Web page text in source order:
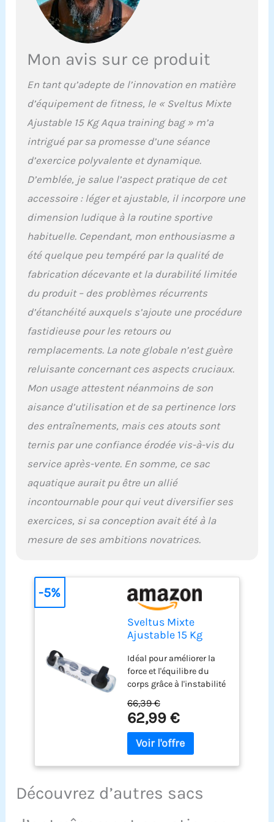
avec pompe.
Mon avis sur ce produit
En tant qu’adepte de l’innovation en matière
d’équipement de fitness, le « Sveltus Mixte
Ajustable 15 Kg Aqua training bag » m’a
intrigué par sa promesse d’une séance
d’exercice polyvalente et dynamique.
D’emblée, je salue l’aspect pratique de cet
accessoire : léger et ajustable, il incorpore une
dimension ludique à la routine sportive
habituelle. Cependant, mon enthousiasme a
été quelque peu tempéré par la qualité de
fabrication décevante et la durabilité limitée
du produit – des problèmes récurrents
d’étanchéité auxquels s’ajoute une procédure
fastidieuse pour les retours ou
remplacements. La note globale n’est guère
reluisante concernant ces aspects cruciaux.
Mon usage attestent néanmoins de son
aisance d’utilisation et de sa pertinence lors
des entraînements, mais ces atouts sont
ternis par une confiance érodée vis-à-vis du
service après-vente. En somme, ce sac
aquatique aurait pu être un allié
incontournable pour qui veut diversifier ses
exercices, si sa conception avait été à la
mesure de ses ambitions novatrices.
Sveltus Mixte
Ajustable 15 Kg
Transparent, Kg EU
Idéal pour améliorer la
force et l'équilibre du
corps grâce à l'instabilité
méthodes d'exercice plus
intéressantes pour les
amateurs de fitness et
les athlètes Doté de 4
Compact une fois plié
Indicateur de poids
66,39 €
62,99 €
-5%
Découvrez d’autres sacs